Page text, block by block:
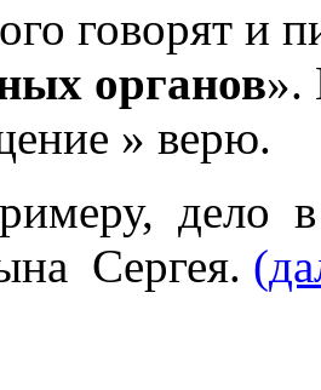
говорят и
органов».
» верю.
дело
Сергея.